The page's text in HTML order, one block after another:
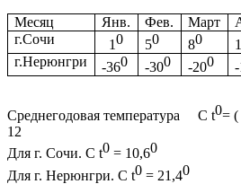
Месяц
Янв. Фев. Март
г.Сочи
10 50 80
г.Нерюнгри
-360 -300 -200
Среднегодовая температура C t0= (
12
Для г. Сочи. C t0 = 10,60
Для г. Нерюнгри. C t0 = 21,40